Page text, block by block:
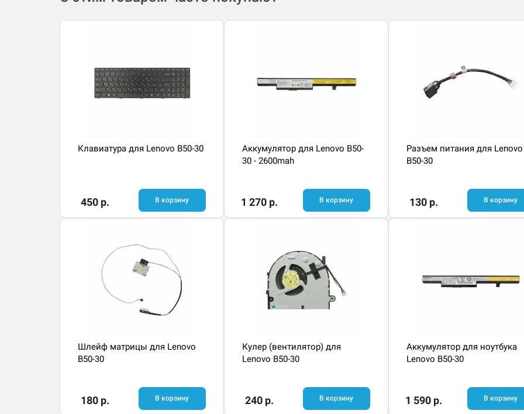
Клавиатура для Lenovo B50-30
450 р. В корзину
Аккумулятор для Lenovo B50-
30 - 2600mah
1 270 р. В корзину
Разъем питания для Lenovo
B50-30
130 р. В корзину
Шлейф матрицы для Lenovo
B50-30
180 р. В корзину
Кулер (вентилятор) для
Lenovo B50-30
240 р. В корзину
Аккумулятор для ноутбука
Lenovo B50-30
1 590 р. В корзину